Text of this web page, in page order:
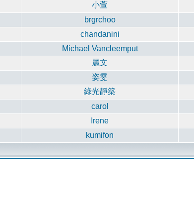
小萱
brgrchoo
chandanini
Michael Vancleemput
麗文
姿雯
綠光靜築
carol
Irene
kumifon